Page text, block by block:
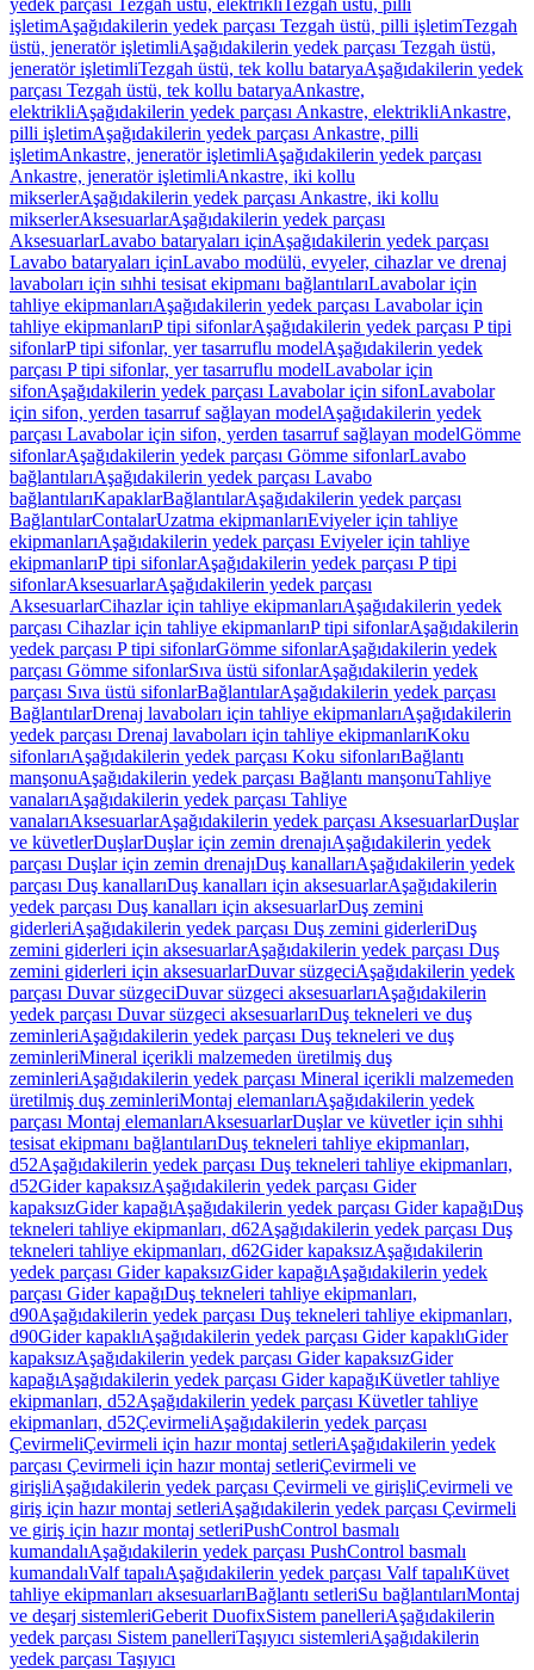
yedek parçası Tezgah üstü, elektrikli Tezgah üstü, pilli
işletimAşağıdakilerin yedek parçası Tezgah üstü, pilli işletimTezgah
üstü, jeneratör işletimliAşağıdakilerin yedek parçası Tezgah üstü,
jeneratör işletimliTezgah üstü, tek kollu bataryaAşağıdakilerin yedek
parçası Tezgah üstü, tek kollu bataryaAnkastre,
elektrikliAşağıdakilerin yedek parçası Ankastre, elektrikliAnkastre,
pilli işletimAşağıdakilerin yedek parçası Ankastre, pilli
işletimAnkastre, jeneratör işletimliAşağıdakilerin yedek parçası
Ankastre, jeneratör işletimliAnkastre, iki kollu
mikserlerAşağıdakilerin yedek parçası Ankastre, iki kollu
mikserlerAksesuarlarAşağıdakilerin yedek parçası
AksesuarlarLavabo bataryaları içinAşağıdakilerin yedek parçası
Lavabo bataryaları içinLavabo modülü, evyeler, cihazlar ve drenaj
lavaboları için sıhhi tesisat ekipmanı bağlantılarıLavabolar için
tahliye ekipmanlarıAşağıdakilerin yedek parçası Lavabolar için
tahliye ekipmanlarıP tipi sifonlarAşağıdakilerin yedek parçası P tipi
sifonlarP tipi sifonlar, yer tasarruflu modelAşağıdakilerin yedek
parçası P tipi sifonlar, yer tasarruflu modelLavabolar için
sifonAşağıdakilerin yedek parçası Lavabolar için sifonLavabolar
için sifon, yerden tasarruf sağlayan modelAşağıdakilerin yedek
parçası Lavabolar için sifon, yerden tasarruf sağlayan modelGömme
sifonlarAşağıdakilerin yedek parçası Gömme sifonlarLavabo
bağlantılarıAşağıdakilerin yedek parçası Lavabo
bağlantılarıKapaklarBağlantılarAşağıdakilerin yedek parçası
BağlantılarContalarUzatma ekipmanlarıEviyeler için tahliye
ekipmanlarıAşağıdakilerin yedek parçası Eviyeler için tahliye
ekipmanlarıP tipi sifonlarAşağıdakilerin yedek parçası P tipi
sifonlarAksesuarlarAşağıdakilerin yedek parçası
AksesuarlarCihazlar için tahliye ekipmanlarıAşağıdakilerin yedek
parçası Cihazlar için tahliye ekipmanlarıP tipi sifonlarAşağıdakilerin
yedek parçası P tipi sifonlarGömme sifonlarAşağıdakilerin yedek
parçası Gömme sifonlarSıva üstü sifonlarAşağıdakilerin yedek
parçası Sıva üstü sifonlarBağlantılarAşağıdakilerin yedek parçası
BağlantılarDrenaj lavaboları için tahliye ekipmanlarıAşağıdakilerin
yedek parçası Drenaj lavaboları için tahliye ekipmanlarıKoku
sifonlarıAşağıdakilerin yedek parçası Koku sifonlarıBağlantı
manşonuAşağıdakilerin yedek parçası Bağlantı manşonuTahliye
vanalarıAşağıdakilerin yedek parçası Tahliye
vanalarıAksesuarlarAşağıdakilerin yedek parçası AksesuarlarDuşlar
ve küvetlerDuşlarDuşlar için zemin drenajıAşağıdakilerin yedek
parçası Duşlar için zemin drenajıDuş kanallarıAşağıdakilerin yedek
parçası Duş kanallarıDuş kanalları için aksesuarlarAşağıdakilerin
yedek parçası Duş kanalları için aksesuarlarDuş zemini
giderleriAşağıdakilerin yedek parçası Duş zemini giderleriDuş
zemini giderleri için aksesuarlarAşağıdakilerin yedek parçası Duş
zemini giderleri için aksesuarlarDuvar süzgeciAşağıdakilerin yedek
parçası Duvar süzgeciDuvar süzgeci aksesuarlarıAşağıdakilerin
yedek parçası Duvar süzgeci aksesuarlarıDuş tekneleri ve duş
zeminleriAşağıdakilerin yedek parçası Duş tekneleri ve duş
zeminleriMineral içerikli malzemeden üretilmiş duş
zeminleriAşağıdakilerin yedek parçası Mineral içerikli malzemeden
üretilmiş duş zeminleriMontaj elemanlarıAşağıdakilerin yedek
parçası Montaj elemanlarıAksesuarlarDuşlar ve küvetler için sıhhi
tesisat ekipmanı bağlantılarıDuş tekneleri tahliye ekipmanları,
d52Aşağıdakilerin yedek parçası Duş tekneleri tahliye ekipmanları,
d52Gider kapaksızAşağıdakilerin yedek parçası Gider
kapaksızGider kapağıAşağıdakilerin yedek parçası Gider kapağıDuş
tekneleri tahliye ekipmanları, d62Aşağıdakilerin yedek parçası Duş
tekneleri tahliye ekipmanları, d62Gider kapaksızAşağıdakilerin
yedek parçası Gider kapaksızGider kapağıAşağıdakilerin yedek
parçası Gider kapağıDuş tekneleri tahliye ekipmanları,
d90Aşağıdakilerin yedek parçası Duş tekneleri tahliye ekipmanları,
d90Gider kapaklıAşağıdakilerin yedek parçası Gider kapaklıGider
kapaksızAşağıdakilerin yedek parçası Gider kapaksızGider
kapağıAşağıdakilerin yedek parçası Gider kapağıKüvetler tahliye
ekipmanları, d52Aşağıdakilerin yedek parçası Küvetler tahliye
ekipmanları, d52ÇevirmeliAşağıdakilerin yedek parçası
ÇevirmeliÇevirmeli için hazır montaj setleriAşağıdakilerin yedek
parçası Çevirmeli için hazır montaj setleriÇevirmeli ve
girişliAşağıdakilerin yedek parçası Çevirmeli ve girişliÇevirmeli ve
giriş için hazır montaj setleriAşağıdakilerin yedek parçası Çevirmeli
ve giriş için hazır montaj setleriPushControl basmalı
kumandalıAşağıdakilerin yedek parçası PushControl basmalı
kumandalıValf tapalıAşağıdakilerin yedek parçası Valf tapalıKüvet
tahliye ekipmanları aksesuarlarıBağlantı setleriSu bağlantılarıMontaj
ve deşarj sistemleriGeberit DuofixSistem panelleriAşağıdakilerin
yedek parçası Sistem panelleriTaşıyıcı sistemleriAşağıdakilerin
yedek parçası Taşıyıcı